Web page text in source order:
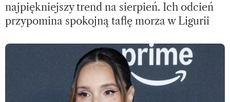
najpiękniejszy trend na sierpień. Ich odcień
przypomina spokojną taflę morza w Ligurii